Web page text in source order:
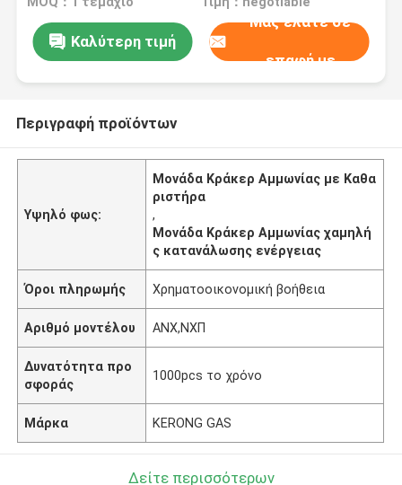
Καλύτερη τιμή
Μας ελάτε σε
επαφή με
Περιγραφή προϊόντων
Υψηλό φως:
Μονάδα Κράκερ Αμμωνίας με Καθα
ριστήρα
,
Μονάδα Κράκερ Αμμωνίας χαμηλή
ς κατανάλωσης ενέργειας
Όροι πληρωμής Χρηματοοικονομική βοήθεια
Αριθμό μοντέλου ΑΝΧ,ΝΧΠ
Δυνατότητα προ
σφοράς
1000pcs το χρόνο
Μάρκα KERONG GAS
Δείτε περισσότερων